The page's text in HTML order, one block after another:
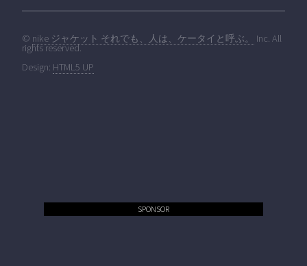
© nike ジャケット それでも、人は、ケータイと呼ぶ。 Inc. All
rights reserved.
Design: HTML5 UP
SPONSOR